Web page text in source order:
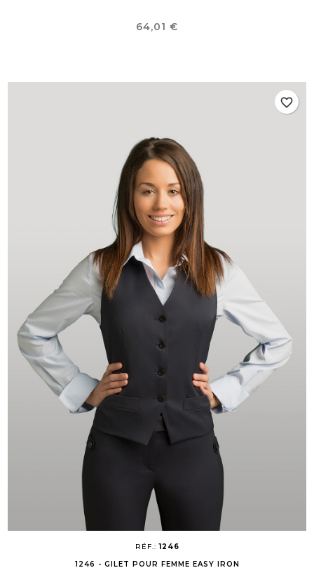
Prix
64,01 €
RÉF.:1246
1246 - GILET POUR FEMME EASY IRON
favorite_border